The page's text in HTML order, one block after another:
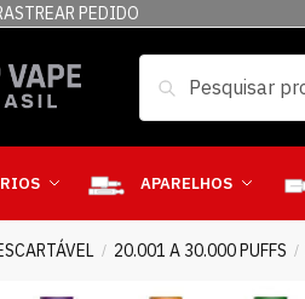
PEDIDO
APARELHOS
/ 20.001 A 30.000 PUFFS /